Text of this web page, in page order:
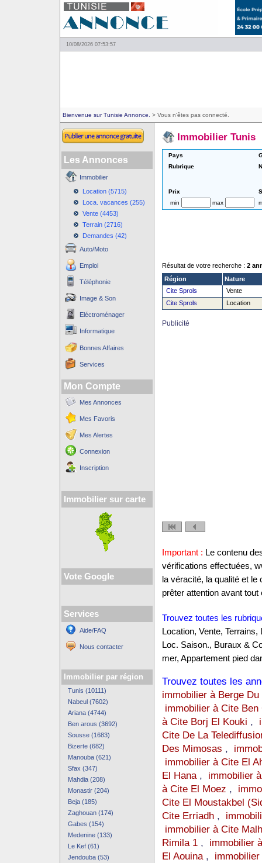
10/08/2026 07:53:57
Bienvenue sur Tunisie Annonce. > Vous n'êtes pas connecté.
Les Annonces
Immobilier
Location (5715)
Loca. vacances (255)
Vente (4453)
Terrain (2716)
Demandes (42)
Auto/Moto
Emploi
Téléphonie
Image & Son
Eléctroménager
Informatique
Bonnes Affaires
Services
Mon Compte
Mes Annonces
Mes Favoris
Mes Alertes
Connexion
Inscription
Immobilier sur carte
Vote Google
Services
Aide/FAQ
Nous contacter
Immobilier par région
Tunis (10111)
Nabeul (7602)
Ariana (4744)
Ben arous (3692)
Sousse (1683)
Bizerte (682)
Manouba (621)
Sfax (347)
Mahdia (208)
Monastir (204)
Beja (185)
Zaghouan (174)
Gabes (154)
Medenine (133)
Le Kef (61)
Jendouba (53)
Immobilier Tunis
Pays
Rubrique
Prix
min
max
Résultat de votre recherche : 2
Région
Nature
Cite Sprols
Vente
Cite Sprols
Location
Publicité
Important : Le contenu
vérifications effectuées,
la véracité, la qualité et
prêter attention avant tout
Trouvez toutes les
Location, Vente,
Loc. Saison., Buraux &
mer, Appartement pied
Trouvez toutes les
immobilier à Berge Du
immobilier à Cite Ben
à Cite Borj El Kouki ,
Cite De La
Des Mimosas ,
immobilier à Cite El
El Hana, immobilier
à Cite El Moez ,
Cite El Moustakbel
Cite Erriadh,
immobilier à Cite
Rimila 1, immobilier
El Aouina,